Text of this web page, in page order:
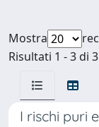
Mostra
Risultati 1 - 3 di
I rischi puri